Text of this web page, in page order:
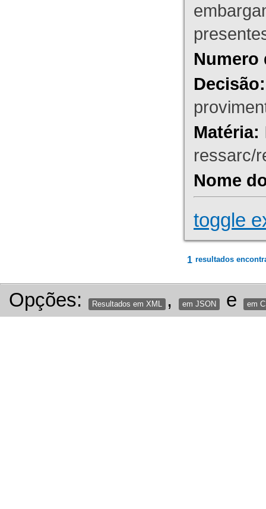
Numero
Decisão:
Matéria:
ressarc/
Nome
toggle
1 resultados
Opções: Resultados em XML , em JSON e em